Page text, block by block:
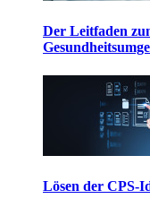
Der Leitfaden
Lösen der CPS-